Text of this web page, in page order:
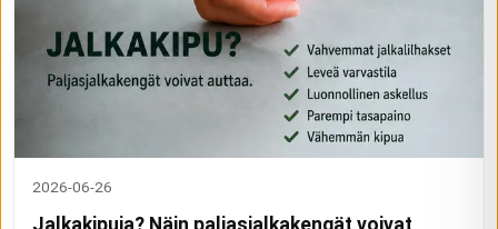
2026-06-26
Jalkakipuja? Näin paljasjalkakengät voivat